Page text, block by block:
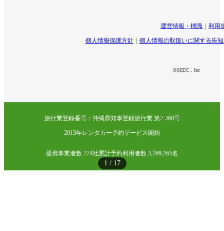
1 / 17
運営情報・標識 利用
個人情報保護方針 個人情報の取扱いに関する告
©SEEC . Inc
旅行業登録番号：沖縄県知事登録旅行業 第2-368号
2013年レンタカー予約サービス開始
提携事業者数 774社累計予約利用者数 3,769,265名